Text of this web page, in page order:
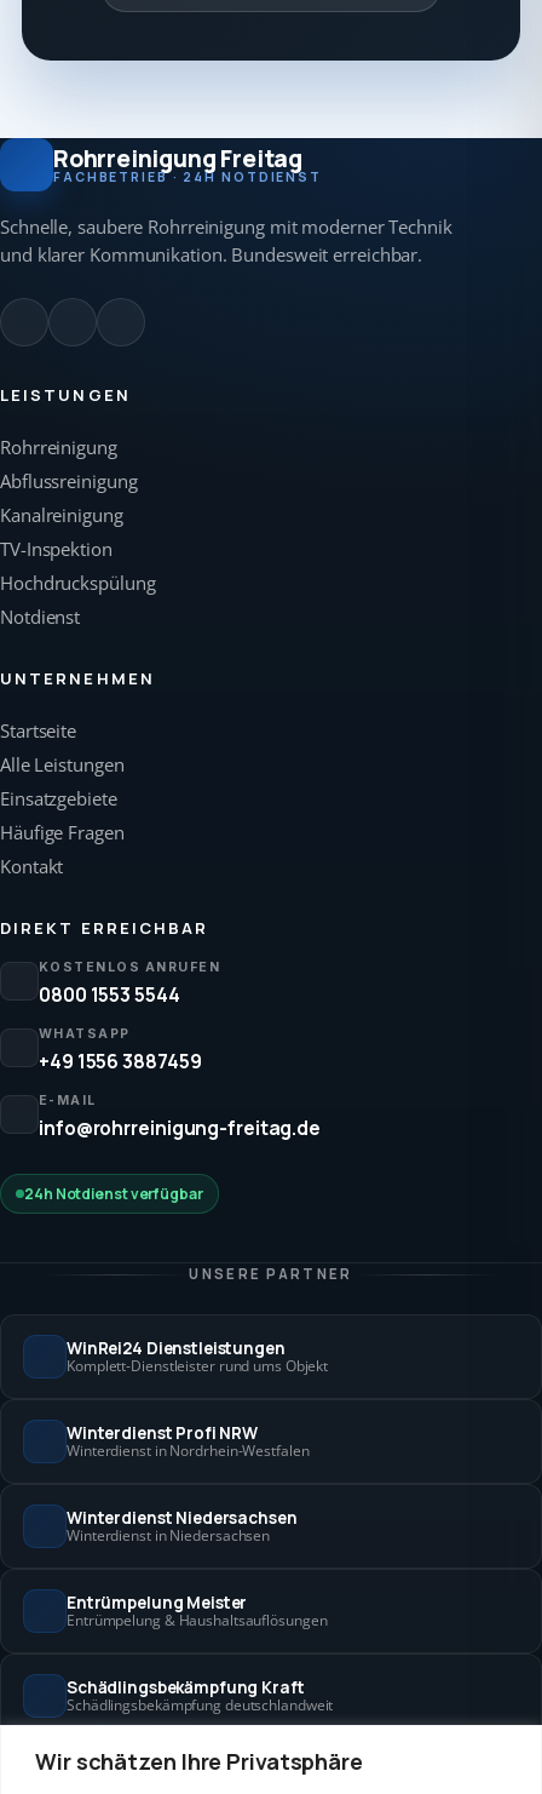
Wir schätzen Ihre Privatsphäre
Rohrreinigung Freitag
FACHBETRIEB · 24H NOTDIENST
Schnelle, saubere Rohrreinigung mit moderner Technik
und klarer Kommunikation. Bundesweit erreichbar.
LEISTUNGEN
Rohrreinigung
Abflussreinigung
Kanalreinigung
TV-Inspektion
Hochdruckspülung
Notdienst
UNTERNEHMEN
Startseite
Alle Leistungen
Einsatzgebiete
Häufige Fragen
Kontakt
DIREKT ERREICHBAR
KOSTENLOS ANRUFEN
0800 1553 5544
WHATSAPP
+49 1556 3887459
E-MAIL
info@rohrreinigung-freitag.de
24h Notdienst verfügbar
UNSERE PARTNER
WinRei24 Dienstleistungen
Komplett-Dienstleister rund ums Objekt
Winterdienst Profi NRW
Winterdienst in Nordrhein-Westfalen
Winterdienst Niedersachsen
Winterdienst in Niedersachsen
Entrümpelung Meister
Entrümpelung & Haushaltsauflösungen
Schädlingsbekämpfung Kraft
Schädlingsbekämpfung deutschlandweit
Hanse Objektservice